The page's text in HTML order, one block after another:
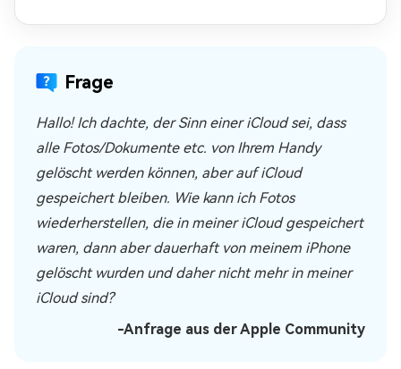
Frage
Hallo! Ich dachte, der Sinn einer iCloud sei, dass
alle Fotos/Dokumente etc. von Ihrem Handy
gelöscht werden können, aber auf iCloud
gespeichert bleiben. Wie kann ich Fotos
wiederherstellen, die in meiner iCloud gespeichert
waren, dann aber dauerhaft von meinem iPhone
gelöscht wurden und daher nicht mehr in meiner
iCloud sind?
-Anfrage aus der Apple Community